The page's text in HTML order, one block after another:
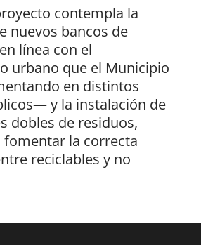
contempla la
nuevos bancos de
línea con el
urbano que el Municipio
en distintos
y la instalación de
dobles de residuos,
fomentar la correcta
reciclables y no